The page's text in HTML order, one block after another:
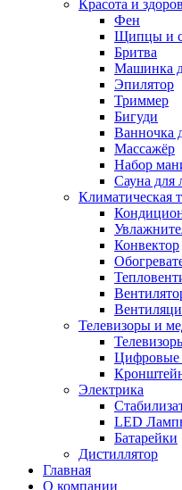
Красота и
Фен
Щипцы и
Бритва
Машинка
Эпилятор
Триммер
Бигуди
Ванночка
Массажёр
Набор
Сауна для
Климатическая
Конвектор
Телевизоры и
Цифровые
Электрика
LED
Батарейки
Дистиллятор
Главная
О компании